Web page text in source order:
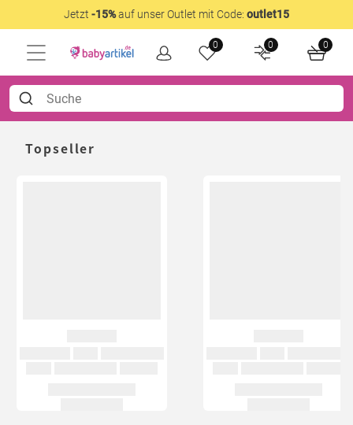
Jetzt -15%auf unser Outlet mit Code: outlet15
0 0 0
Topseller